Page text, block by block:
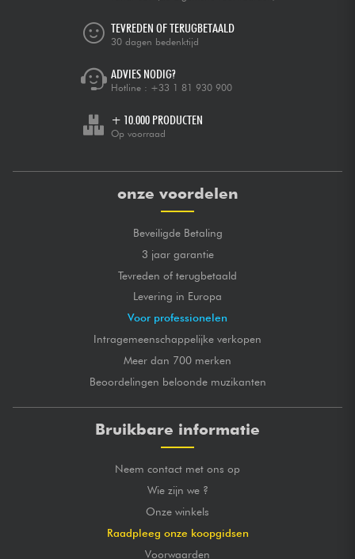
TEVREDEN OF TERUGBETAALD
30 dagen bedenktijd
ADVIES NODIG?
Hotline : +33 1 81 930 900
+ 10.000 PRODUCTEN
Op voorraad
onze voordelen
Beveiligde Betaling
3 jaar garantie
Tevreden of terugbetaald
Levering in Europa
Voor professionelen
Intragemeenschappelijke verkopen
Meer dan 700 merken
Beoordelingen beloonde muzikanten
Bruikbare informatie
Neem contact met ons op
Wie zijn we ?
Onze winkels
Raadpleeg onze koopgidsen
Voorwaarden